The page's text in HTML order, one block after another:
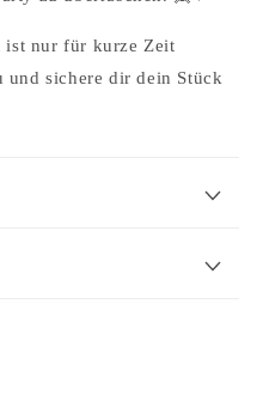
ist nur für kurze Zeit
sichere dir dein Stück